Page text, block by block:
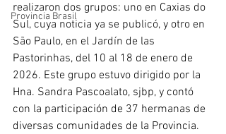
Provincia Brasil
realizaron dos grupos: uno en Caxias do
Sul, cuya noticia ya se publicó, y otro en
São Paulo, en el Jardín de las
Pastorinhas, del 10 al 18 de enero de
2026. Este grupo estuvo dirigido por la
Hna. Sandra Pascoalato, sjbp, y contó
con la participación de 37 hermanas de
diversas comunidades de la Provincia.